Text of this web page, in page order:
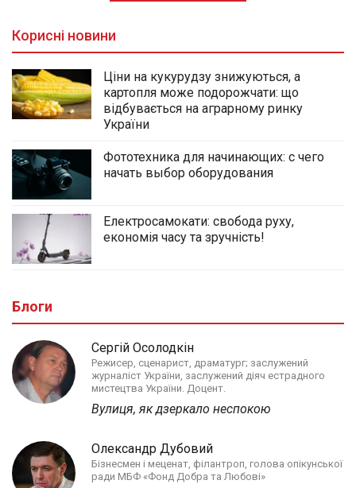
Корисні новини
Ціни на кукурудзу знижуються, а
картопля може подорожчати: що
відбувається на аграрному ринку
України
Фототехника для начинающих: с чего
начать выбор оборудования
Електросамокати: свобода руху,
економія часу та зручність!
Блоги
Сергій Осолодкін
Режисер, сценарист, драматург; заслужений
журналіст України, заслужений діяч естрадного
мистецтва України. Доцент.
Вулиця, як дзеркало неспокою
Олександр Дубовий
Бізнесмен і меценат, філантроп, голова опікунської
ради МБФ «Фонд Добра та Любові»